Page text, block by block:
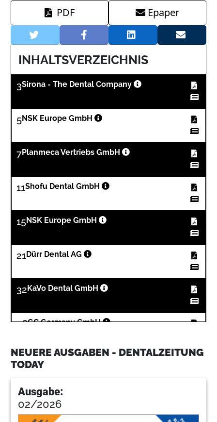
PDF Epaper
INHALTSVERZEICHNIS
3Sirona - The Dental Company
5NSK Europe GmbH
7Planmeca Vertriebs GmbH
11Shofu Dental GmbH
15NSK Europe GmbH
21Dürr Dental AG
32 KaVo Dental GmbH
36GC Germany GmbH
NEUERE AUSGABEN - DENTALZEITUNG
TODAY
Ausgabe:
02/2026